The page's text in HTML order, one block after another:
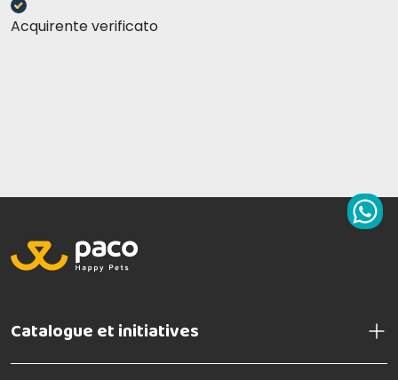
Composition :
Composition :
Acquirente verificato
Catalogue et initiatives